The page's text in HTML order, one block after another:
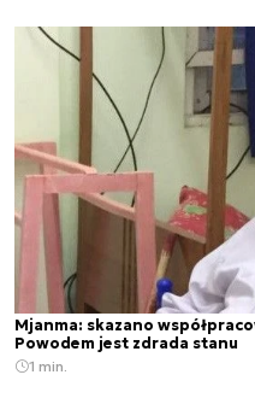
Mjanma: skazano
Powodem jest zdrada stanu
1 min.